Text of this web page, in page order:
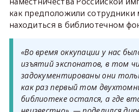
как предположили сотрудники
находиться в библиотечном
«Во время оккупации у нас
изъятий экспонатов, в том
задокументированы они
как раз первый том
библиотеке остался, а где